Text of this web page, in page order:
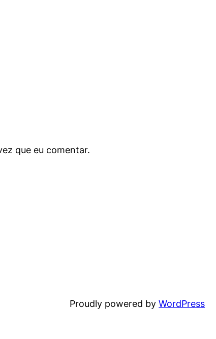
que eu comentar.
Proudly powered byWordPress